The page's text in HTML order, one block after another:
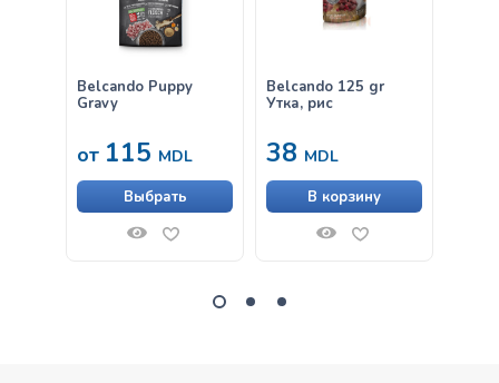
Belcando Puppy
Gravy
от 115 MDL
Выбрать
Belcando 125 gr
Утка, рис
38 MDL
В корзину